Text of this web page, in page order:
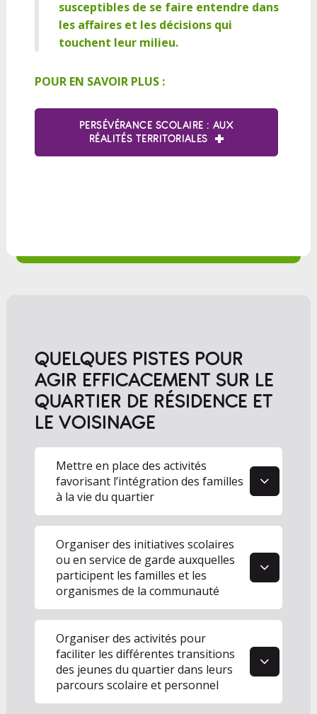
susceptibles de se faire entendre dans
les affaires et les décisions qui
touchent leur milieu.
POUR EN SAVOIR PLUS :
PERSÉVÉRANCE SCOLAIRE : AUX
RÉALITÉS TERRITORIALES
QUELQUES PISTES POUR
AGIR EFFICACEMENT SUR LE
QUARTIER DE RÉSIDENCE ET
LE VOISINAGE
1
Mettre en place des activités
favorisant l’intégration des familles
à la vie du quartier
2
Organiser des initiatives scolaires
ou en service de garde auxquelles
participent les familles et les
organismes de la communauté
3
Organiser des activités pour
faciliter les différentes transitions
des jeunes du quartier dans leurs
parcours scolaire et personnel